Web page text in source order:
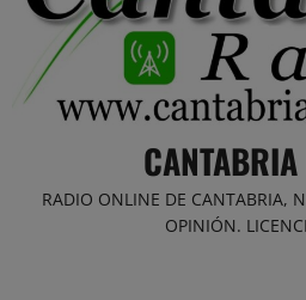
RADIO ONLINE DE CANTABRIA,
OPINIÓN.